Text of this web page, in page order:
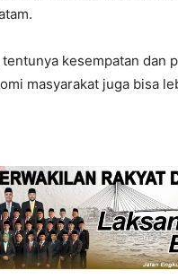
kesempatan dan
masyarakat juga bisa